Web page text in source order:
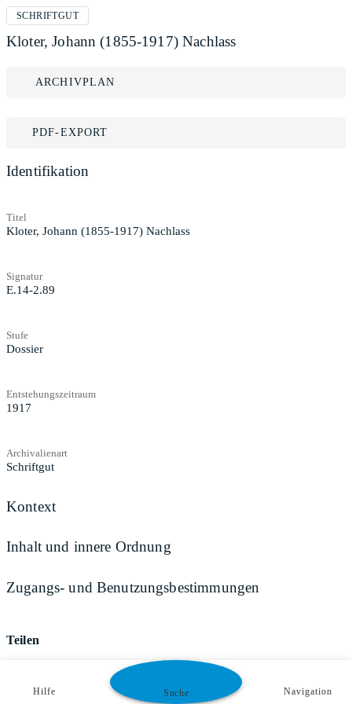
SCHRIFTGUT
Kloter, Johann (1855-1917) Nachlass
ARCHIVPLAN
PDF-EXPORT
Identifikation
Titel
Kloter, Johann (1855-1917) Nachlass
Signatur
E.14-2.89
Stufe
Dossier
Entstehungszeitraum
1917
Archivalienart
Schriftgut
Kontext
Inhalt und innere Ordnung
Zugangs- und Benutzungsbestimmungen
Teilen
Hilfe Suche Navigation